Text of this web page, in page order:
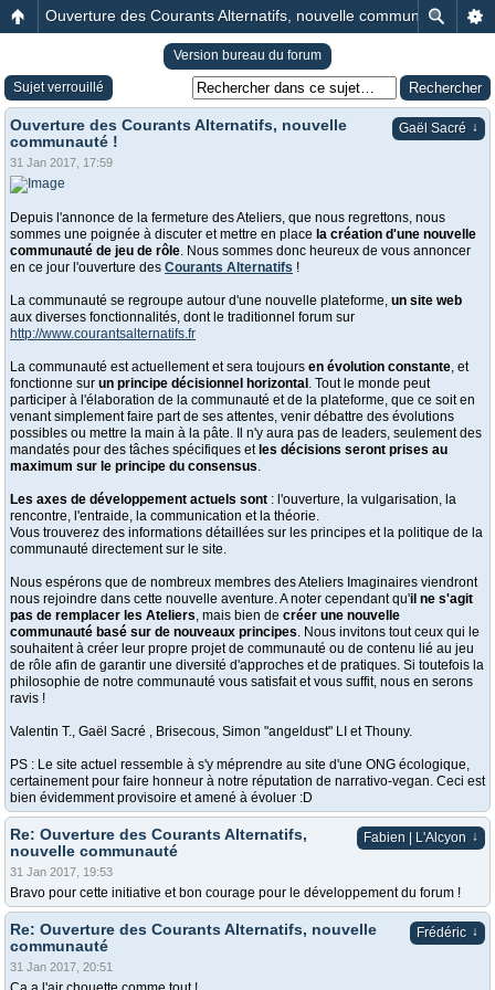
Ouverture des Courants Alternatifs, nouvelle communauté !
Version bureau du forum
Sujet verrouillé
Gaël Sacré ↓
Ouverture des Courants Alternatifs, nouvelle
communauté !
31 Jan 2017, 17:59
Depuis l'annonce de la fermeture des Ateliers, que nous regrettons, nous
sommes une poignée à discuter et mettre en place la création d'une nouvelle
communauté de jeu de rôle. Nous sommes donc heureux de vous annoncer
en ce jour l'ouverture des Courants Alternatifs !
La communauté se regroupe autour d'une nouvelle plateforme, un site web
aux diverses fonctionnalités, dont le traditionnel forum sur
http://www.courantsalternatifs.fr
La communauté est actuellement et sera toujours en évolution constante, et
fonctionne sur un principe décisionnel horizontal . Tout le monde peut
participer à l'élaboration de la communauté et de la plateforme, que ce soit en
venant simplement faire part de ses attentes, venir débattre des évolutions
possibles ou mettre la main à la pâte. Il n'y aura pas de leaders, seulement des
mandatés pour des tâches spécifiques et les décisions seront prises au
maximum sur le principe du consensus.
Les axes de développement actuels sont : l'ouverture, la vulgarisation, la
rencontre, l'entraide, la communication et la théorie.
Vous trouverez des informations détaillées sur les principes et la politique de la
communauté directement sur le site.
Nous espérons que de nombreux membres des Ateliers Imaginaires viendront
nous rejoindre dans cette nouvelle aventure. A noter cependant qu'il ne s'agit
pas de remplacer les Ateliers, mais bien de créer une nouvelle
communauté basé sur de nouveaux principes. Nous invitons tout ceux qui le
souhaitent à créer leur propre projet de communauté ou de contenu lié au jeu
de rôle afin de garantir une diversité d'approches et de pratiques. Si toutefois la
philosophie de notre communauté vous satisfait et vous suffit, nous en serons
ravis !
Valentin T., Gaël Sacré , Brisecous, Simon "angeldust" LI et Thouny.
PS : Le site actuel ressemble à s'y méprendre au site d'une ONG écologique,
certainement pour faire honneur à notre réputation de narrativo-vegan. Ceci est
bien évidemment provisoire et amené à évoluer :D
Fabien | L'Alcyon ↓
Re: Ouverture des Courants Alternatifs,
nouvelle communauté
31 Jan 2017, 19:53
Bravo pour cette initiative et bon courage pour le développement du forum !
Frédéric ↓
Re: Ouverture des Courants Alternatifs, nouvelle
communauté
31 Jan 2017, 20:51